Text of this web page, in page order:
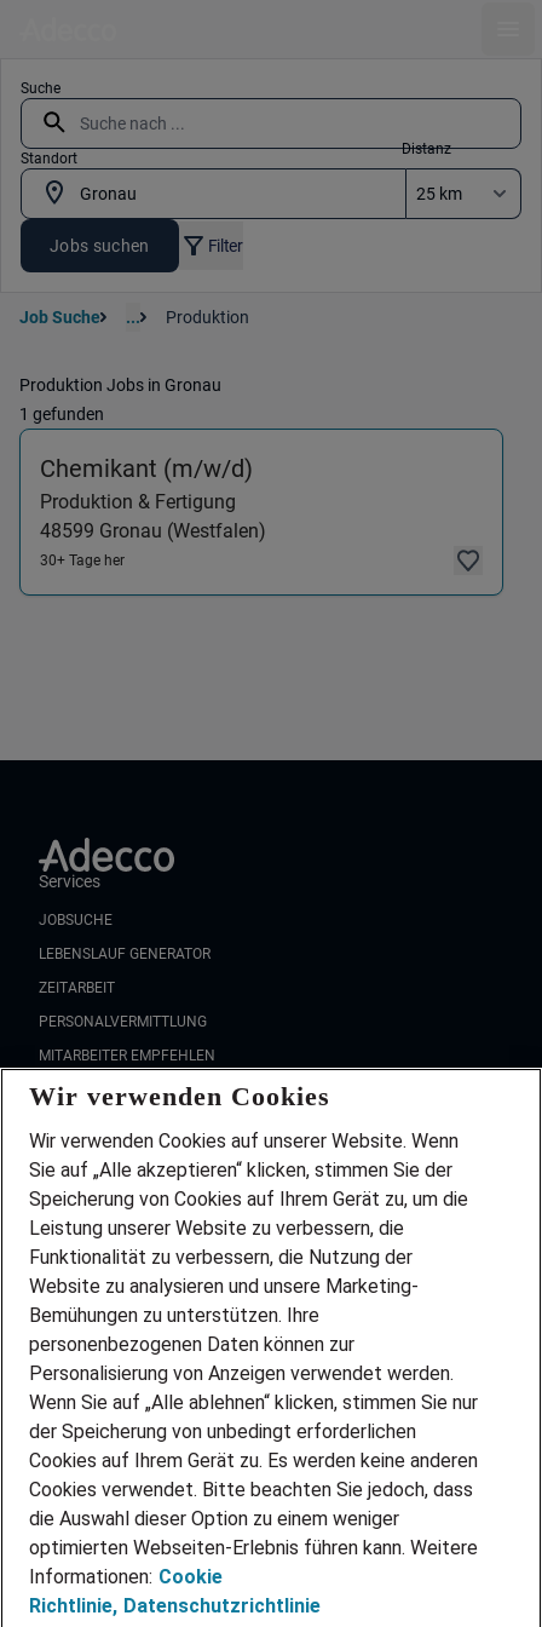
Suche
Standort
Distanz
Jobs suchen Filter
Job Suche ... Produktion
Produktion Jobs in Gronau
1 gefunden
Chemikant (m/w/d)
Produktion & Fertigung
48599 Gronau (Westfalen)
30+ Tage her
Services
JOBSUCHE
LEBENSLAUF GENERATOR
ZEITARBEIT
PERSONALVERMITTLUNG
MITARBEITER EMPFEHLEN
FAQ
Wir stellen ein!
DEINE BERUFSGRUPPE
DEINE LEBENSSITUATION
PARTNERSHIP WITH AIRBUS
INITIATIV BEWERBEN
ÜBER UNS
STANDORTE
BLOG
PRESSE
KONTAKT
@Adecco 2026
IMPRESSUM
DATENSCHUTZ
Wir verwenden Cookies
Wir verwenden Cookies auf unserer Website. Wenn
Sie auf „Alle akzeptieren“ klicken, stimmen Sie der
Speicherung von Cookies auf Ihrem Gerät zu, um die
Leistung unserer Website zu verbessern, die
Funktionalität zu verbessern, die Nutzung der
Website zu analysieren und unsere Marketing-
Bemühungen zu unterstützen. Ihre
personenbezogenen Daten können zur
Personalisierung von Anzeigen verwendet werden.
Wenn Sie auf „Alle ablehnen“ klicken, stimmen Sie nur
der Speicherung von unbedingt erforderlichen
Cookies auf Ihrem Gerät zu. Es werden keine anderen
Cookies verwendet. Bitte beachten Sie jedoch, dass
die Auswahl dieser Option zu einem weniger
optimierten Webseiten-Erlebnis führen kann. Weitere
Informationen: Cookie
Richtlinie, Datenschutzrichtlinie